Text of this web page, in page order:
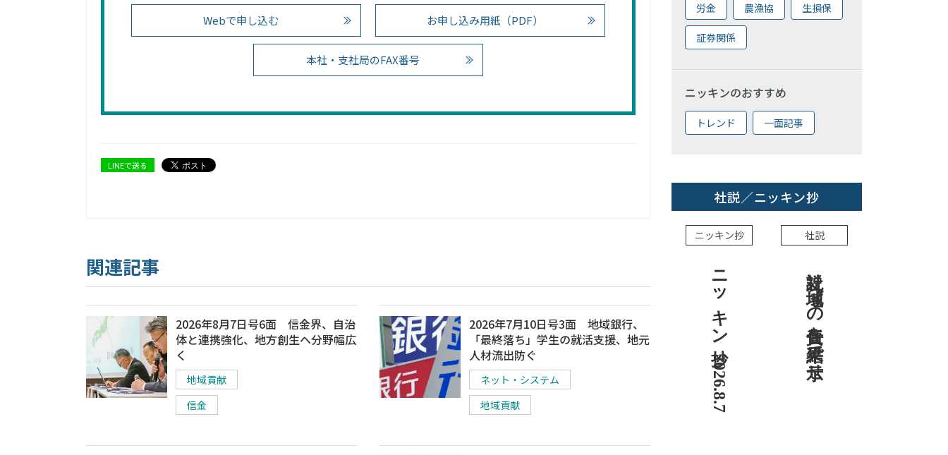
Webで申し込む お申し込み用紙（PDF）
本社・支社局のFAX番号
LINEで送る
関連記事
2026年8月7日号6面 信金界、自治
体と連携強化、地方創生ヘ分野幅広
く
地域貢献
信金
2026年7月10日号3面 地域銀行、
「最終落ち」学生の就活支援、地元
人材流出防ぐ
ネット・システム
地域貢献
労金 農漁協 生損保
証券関係
ニッキンのおすすめ
トレンド 一面記事
社説／ニッキン抄
ニッキン抄
ニッキン抄 2026.8.7
社説
社説 地域への責任を結果で示せ